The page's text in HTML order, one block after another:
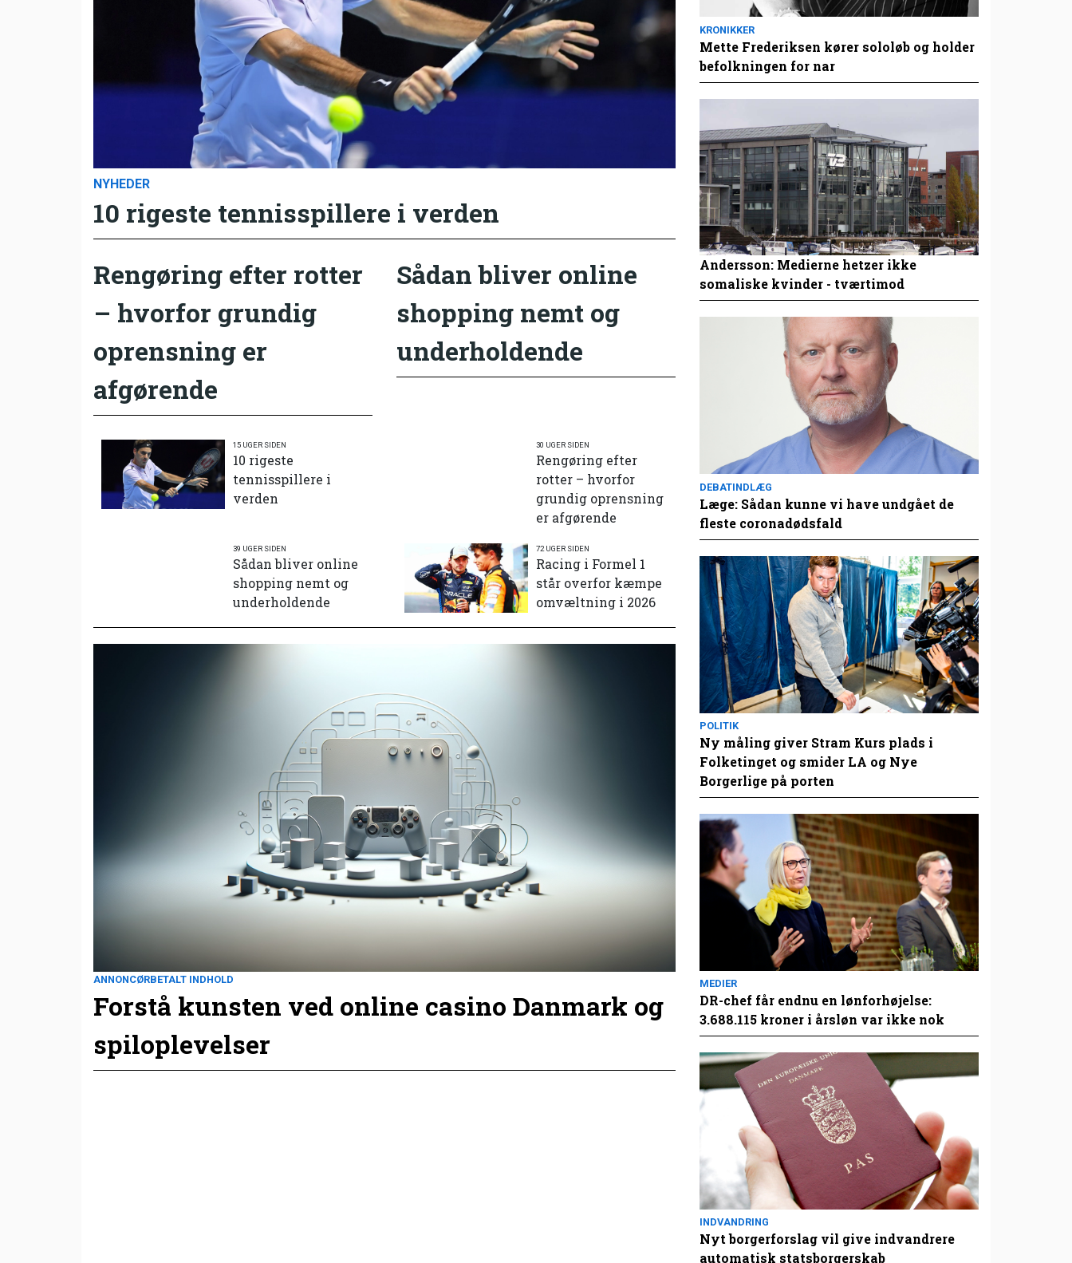
NYHEDER
10 rigeste tennisspillere i verden
Rengøring efter rotter
– hvorfor grundig
oprensning er
afgørende
Sådan bliver online
shopping nemt og
underholdende
15 UGER SIDEN
10 rigeste
tennisspillere i
verden
30 UGER SIDEN
Rengøring efter
rotter – hvorfor
grundig oprensning
er afgørende
39 UGER SIDEN
Sådan bliver online
shopping nemt og
underholdende
72 UGER SIDEN
Racing i Formel 1
står overfor kæmpe
omvæltning i 2026
ANNONCØRBETALT INDHOLD
Forstå kunsten ved online casino Danmark og
spiloplevelser
KRONIKKER
Mette Frederiksen kører sololøb og holder
befolkningen for nar
Andersson: Medierne hetzer ikke
somaliske kvinder - tværtimod
DEBATINDLÆG
Læge: Sådan kunne vi have undgået de
fleste coronadødsfald
POLITIK
Ny måling giver Stram Kurs plads i
Folketinget og smider LA og Nye
Borgerlige på porten
MEDIER
DR-chef får endnu en lønforhøjelse:
3.688.115 kroner i årsløn var ikke nok
INDVANDRING
Nyt borgerforslag vil give indvandrere
automatisk statsborgerskab